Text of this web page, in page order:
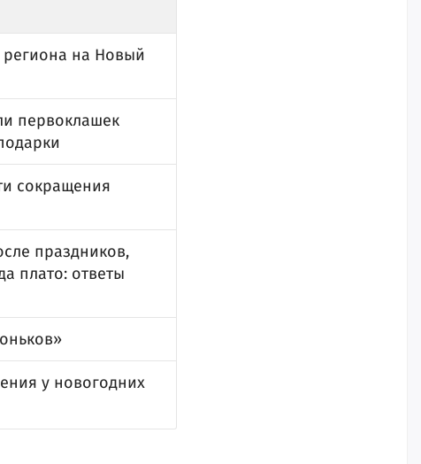
региона на Новый
первоклашек
сокращения
праздников,
плато: ответы
у новогодних